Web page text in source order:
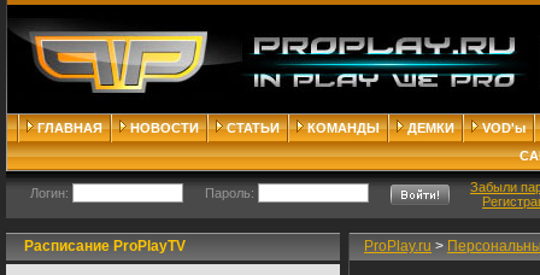
ГЛАВНАЯ НОВОСТИ СТАТЬИ КОМАНДЫ ДЕМКИ
VOD'ы
Логин: Пароль:
Забыли
Расписание ProPlayTV ProPlay.ru >